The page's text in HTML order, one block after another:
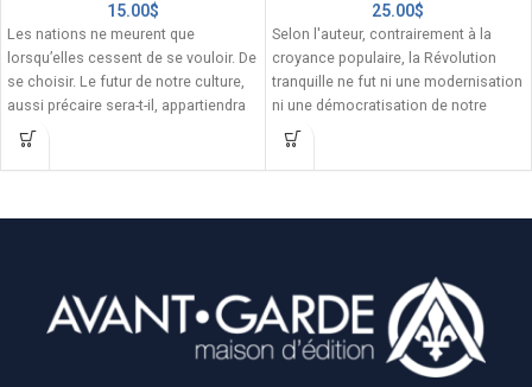
15.00$
Les nations ne meurent que
lorsqu’elles cessent de se vouloir. De
se choisir. Le futur de notre culture,
aussi précaire sera-t-il, appartiendra
d’abord à ceux qui auront le courage
de le nommer, et de le défendre. Car
je le dis, c’est dans le refus de voir
douce permanence que se manifeste
-- 152 pages
Pour acheter nos livres hors Québec,
25.00$
Selon l'auteur, contrairement à la
croyance populaire, la Révolution
tranquille ne fut ni une modernisation
ni une démocratisation de notre
société. Le véritable sens de la
Révolution tranquille réside plutôt
dans le rejet des fondements
patrie au profit d'un esprit libéral,
d'une acculturation intérieure, nous
sommes devenus, malgré nous, des
Américains francophones. La
Révolution tranquille est donc une